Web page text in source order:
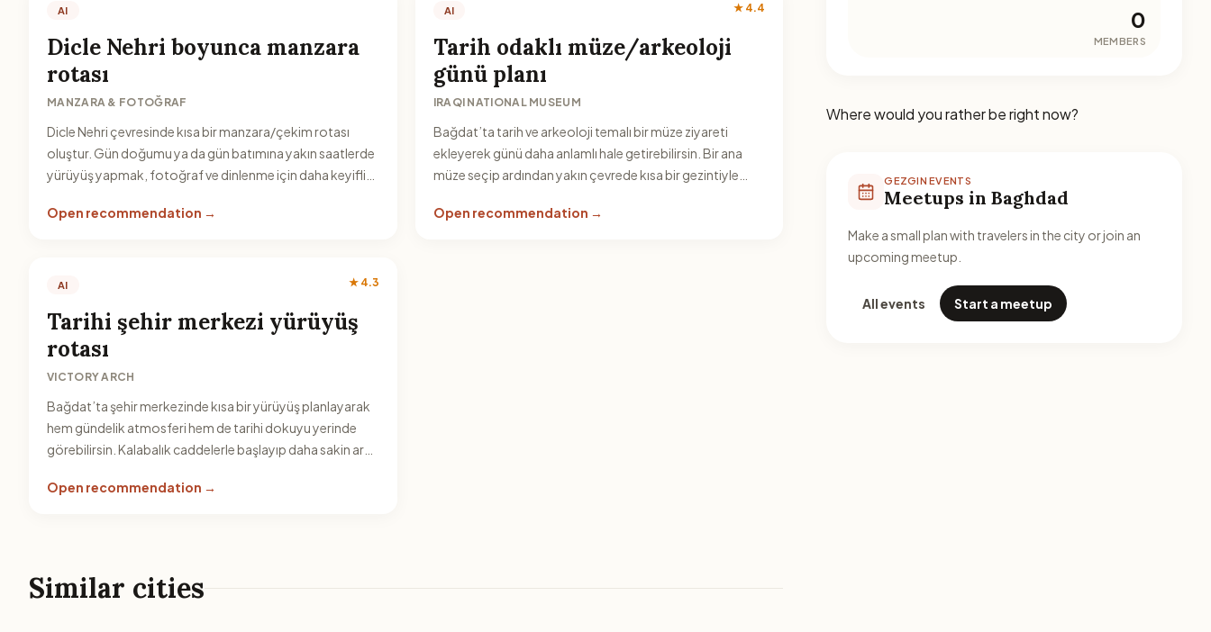
AI
Dicle Nehri boyunca manzara
rotası
MANZARA & FOTOĞRAF
Dicle Nehri çevresinde kısa bir manzara/çekim rotası
oluştur. Gün doğumu ya da gün batımına yakın saatlerde
yürüyüş yapmak, fotoğraf ve dinlenme için daha keyifli
Open recommendation →
AI ★ 4.4
Tarih odaklı müze/arkeoloji
günü planı
IRAQI NATIONAL MUSEUM
Bağdat’ta tarih ve arkeoloji temalı bir müze ziyareti
ekleyerek günü daha anlamlı hale getirebilirsin. Bir ana
müze seçip ardından yakın çevrede kısa bir gezintiyle
Open recommendation →
AI ★ 4.3
Tarihi şehir merkezi yürüyüş
rotası
VICTORY ARCH
Bağdat’ta şehir merkezinde kısa bir yürüyüş planlayarak
hem gündelik atmosferi hem de tarihi dokuyu yerinde
görebilirsin. Kalabalık caddelerle başlayıp daha sakin ara
oluştur.
Open recommendation →
Similar cities
0
MEMBERS
Where would you rather be right now?
GEZGIN EVENTS
Meetups in Baghdad
Make a small plan with travelers in the city or join an
upcoming meetup.
All events Start a meetup